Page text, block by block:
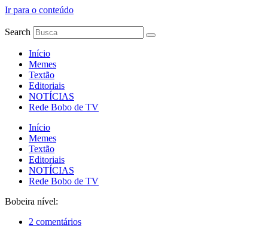
Ir para o conteúdo
Search
Início
Memes
Textão
Editoriais
NOTÍCIAS
Rede Bobo de TV
Início
Memes
Textão
Editoriais
NOTÍCIAS
Rede Bobo de TV
Bobeira nível:
2 comentários